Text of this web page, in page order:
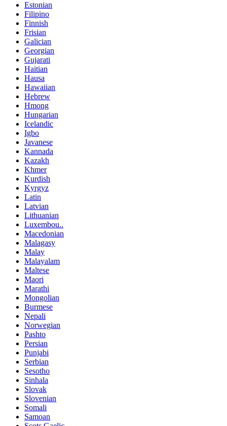
Estonian
Filipino
Finnish
Frisian
Galician
Georgian
Gujarati
Haitian
Hausa
Hawaiian
Hebrew
Hmong
Hungarian
Icelandic
Igbo
Javanese
Kannada
Kazakh
Khmer
Kurdish
Kyrgyz
Latin
Latvian
Lithuanian
Luxembou..
Macedonian
Malagasy
Malay
Malayalam
Maltese
Maori
Marathi
Mongolian
Burmese
Nepali
Norwegian
Pashto
Persian
Punjabi
Serbian
Sesotho
Sinhala
Slovak
Slovenian
Somali
Samoan